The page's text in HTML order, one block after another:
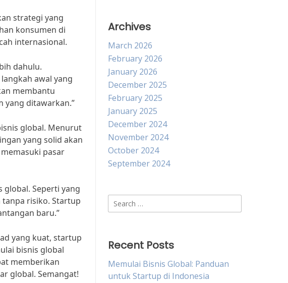
strategi yang
konsumen di
internasional.
dahulu.
awal yang
membantu
yang ditawarkan.”
global. Menurut
yang solid akan
pasar
Seperti yang
tanpa risiko. Startup
baru.”
yang kuat, startup
bisnis global
memberikan
global. Semangat!
Archives
March 2026
February 2026
January 2026
December 2025
February 2025
January 2025
December 2024
November 2024
October 2024
September 2024
Search
for:
Recent Posts
Memulai Bisnis Global: Panduan
untuk Startup di Indonesia